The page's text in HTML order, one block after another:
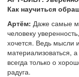
Как научиться
Артём: Даже самые
человеку
хочется. Ведь мысли
материализоваться,
всегда только о
радуга.